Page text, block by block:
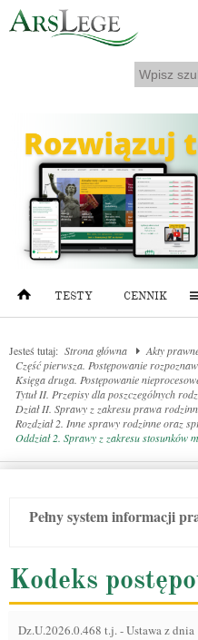
TESTY CENNIK
Jesteś tutaj: Strona główna Akty
Część pierwsza. Postępowanie
Księga druga. Postępowanie
Tytuł II. Przepisy dla poszczególnych
Dział II. Sprawy z zakresu prawa
Rozdział 2. Inne sprawy rodzinne oraz
Oddział 2. Sprawy z zakresu stosunków
Pełny system informacji
Kodeks
Dz.U.2026.0.468 t.j.-Ustawa z